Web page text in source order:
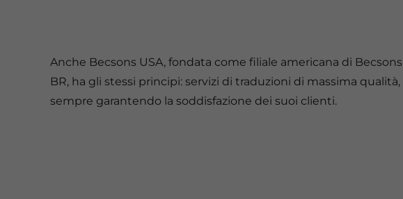
Anche Becsons USA, fondata come filiale americana di Becsons
BR, ha gli stessi principi: servizi di traduzioni di massima qualità,
sempre garantendo la soddisfazione dei suoi clienti.